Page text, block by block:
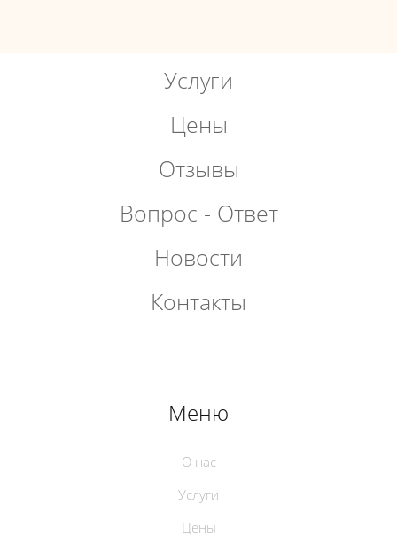
Услуги
Цены
Отзывы
Вопрос - Ответ
Новости
Контакты
Меню
О нас
Услуги
Цены